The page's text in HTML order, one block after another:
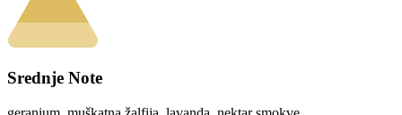
Srednje Note